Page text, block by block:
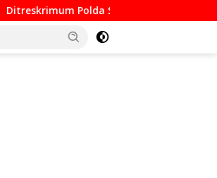
Lampaui Target, Operasi Pekat dan